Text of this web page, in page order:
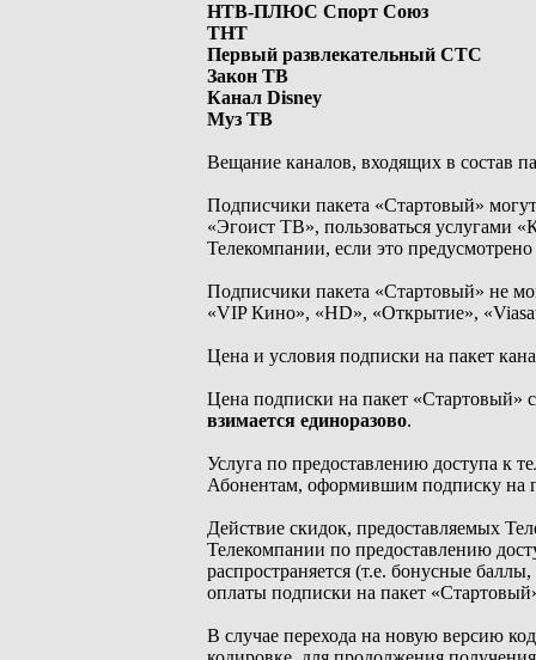
НТВ-ПЛЮС Спорт Союз
ТНТ
Первый развлекательный СТС
Закон ТВ
Канал Disney
Муз ТВ
Вещание каналов, входящих в состав
Подписчики пакета «Стартовый»
«Эгоист ТВ», пользоваться услугами
Телекомпании, если это
Подписчики пакета «Стартовый» не
«VIP Кино», «HD», «Открытие»,
Цена и условия подписки на пакет
Цена подписки на пакет «Стартовый»
взимается единоразово.
Услуга по предоставлению доступа к
Абонентам, оформившим подписку на
Действие скидок, предоставляемых
Телекомпании по предоставлению
распространяется (т.е. бонусные
оплаты подписки на пакет
В случае перехода на новую версию